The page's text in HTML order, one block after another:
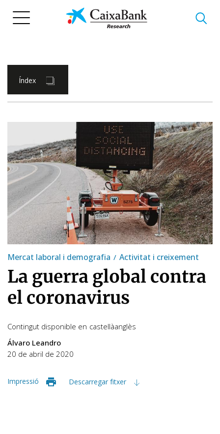
Índex
Mercat laboral i demografia Activitat i creixement
La guerra global contra
el coronavirus
Contingut disponible en castellàanglès
Álvaro Leandro
20 de abril de 2020
Impressió Descarregar fitxer